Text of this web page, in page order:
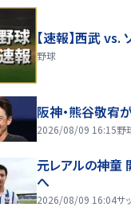
【速報】西武 vs.
野球
阪神・熊谷敬宥
2026/08/09 16:15野
元レアルの神童
へ
2026/08/09 16:04サ